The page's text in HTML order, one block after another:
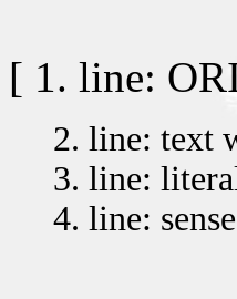
[ 1. line:
2. line: text
3. line:
4. line: